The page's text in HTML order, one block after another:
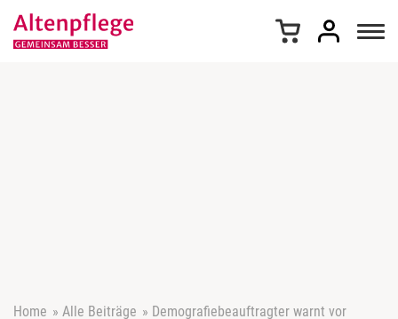
Home » Alle Beiträge » Demografiebeauftragter warnt vor